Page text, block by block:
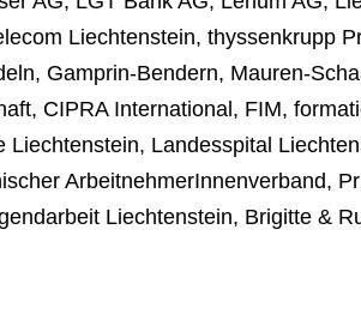
Liechtenstein, thyssenkrupp
Gamprin-Bendern, Mauren-
CIPRA International, FIM,
Landesspital
ArbeitnehmerInnenverband,
Liechtenstein, Brigitte &